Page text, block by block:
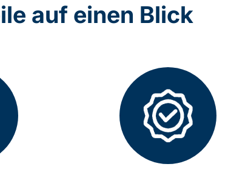
auf einen Blick